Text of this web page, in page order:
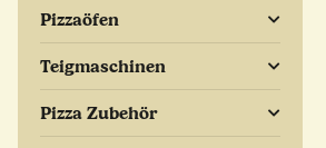
Pizzaöfen
Teigmaschinen
Pizza Zubehör